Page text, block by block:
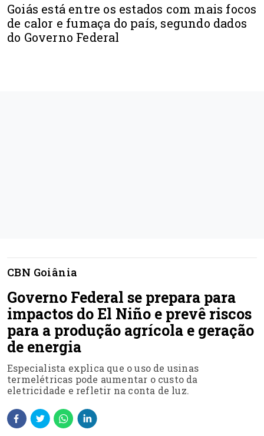
Goiás está entre os estados com mais focos
de calor e fumaça do país, segundo dados
do Governo Federal
CBN Goiânia
Governo Federal se prepara para
impactos do El Niño e prevê riscos
para a produção agrícola e geração
de energia
Especialista explica que o uso de usinas
termelétricas pode aumentar o custo da
eletricidade e refletir na conta de luz.